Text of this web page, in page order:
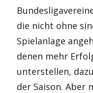
die nicht ohne
Spielanlage
denen mehr
unterstellen,
der Saison. Aber